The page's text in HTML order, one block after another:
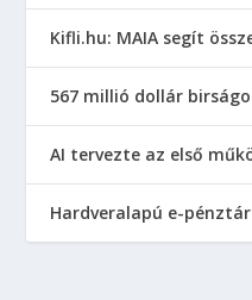
Kifli.hu: MAIA segít
567 millió dollár
AI tervezte az első
Hardveralapú e-